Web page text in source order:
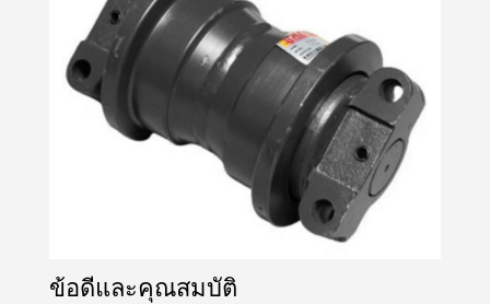
ข้อดีและคุณสมบัติ